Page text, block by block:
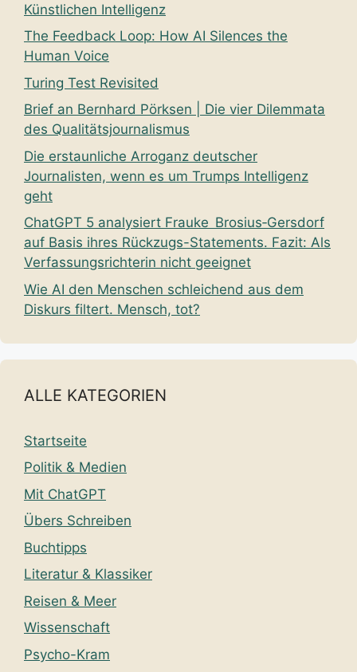
Künstlichen Intelligenz
The Feedback Loop: How AI Silences the
Human Voice
Turing Test Revisited
Brief an Bernhard Pörksen | Die vier Dilemmata
des Qualitätsjournalismus
Die erstaunliche Arroganz deutscher
Journalisten, wenn es um Trumps Intelligenz
geht
ChatGPT 5 analysiert Frauke Brosius‑Gersdorf
auf Basis ihres Rückzugs-Statements. Fazit: Als
Verfassungsrichterin nicht geeignet
Wie AI den Menschen schleichend aus dem
Diskurs filtert. Mensch, tot?
ALLE KATEGORIEN
Startseite
Politik & Medien
Mit ChatGPT
Übers Schreiben
Buchtipps
Literatur & Klassiker
Reisen & Meer
Wissenschaft
Psycho-Kram